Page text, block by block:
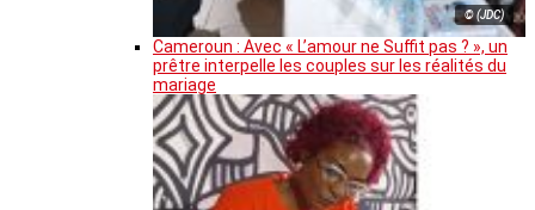
© (JDC)
Cameroun : Avec « L’amour ne Suffit pas ? », un
prêtre interpelle les couples sur les réalités du
mariage